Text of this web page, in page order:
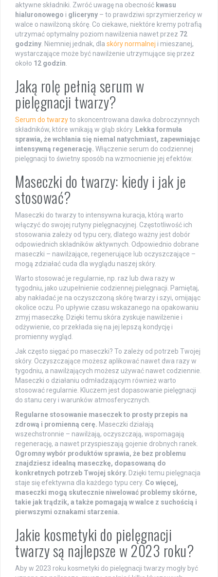
aktywne składniki. Zwróć uwagę na obecność kwasu
hialuronowego i gliceryny – to prawdziwi sprzymierzeńcy w
walce o nawilżoną skórę. Co ciekawe, niektóre kremy potrafią
utrzymać optymalny poziom nawilżenia nawet przez 72
godziny. Niemniej jednak, dla skóry normalnej i mieszanej,
wystarczające może być nawilżenie utrzymujące się przez
około 12 godzin.
Jaką rolę pełnią serum w
pielęgnacji twarzy?
Serum do twarzyto skoncentrowana dawka dobroczynnych
składników, które wnikają w głąb skóry. Lekka formuła
sprawia, że wchłania się niemal natychmiast, zapewniając
intensywną regenerację. Włączenie serum do codziennej
pielęgnacji to świetny sposób na wzmocnienie jej efektów.
Maseczki do twarzy: kiedy i jak je
stosować?
Maseczki do twarzy to intensywna kuracja, którą warto
włączyć do swojej rutyny pielęgnacyjnej. Częstotliwość ich
stosowania zależy od typu cery, dlatego ważny jest dobór
odpowiednich składników aktywnych. Odpowiednio dobrane
maseczki – nawilżające, regenerujące lub oczyszczające –
mogą zdziałać cuda dla wyglądu naszej skóry.
Warto stosować je regularnie, np. raz lub dwa razy w
tygodniu, jako uzupełnienie codziennej pielęgnacji. Pamiętaj,
aby nakładać je na oczyszczoną skórę twarzy i szyi, omijając
okolice oczu. Po upływie czasu wskazanego na opakowaniu
zmyj maseczkę. Dzięki temu skóra zyskuje nawilżenie i
odżywienie, co przekłada się na jej lepszą kondycję i
promienny wygląd.
Jak często sięgać po maseczki? To zależy od potrzeb Twojej
skóry. Oczyszczające możesz aplikować nawet dwa razy w
tygodniu, a nawilżających możesz używać nawet codziennie.
Maseczki o działaniu odmładzającym również warto
stosować regularnie. Kluczem jest dopasowanie pielęgnacji
do stanu cery i warunków atmosferycznych.
Regularne stosowanie maseczek to prosty przepis na
zdrową i promienną cerę. Maseczki działają
wszechstronnie – nawilżają, oczyszczają, wspomagają
regenerację, a nawet przyspieszają gojenie drobnych ranek.
Ogromny wybór produktów sprawia, że bez problemu
znajdziesz idealną maseczkę, dopasowaną do
konkretnych potrzeb Twojej skóry. Dzięki temu pielęgnacja
staje się efektywna dla każdego typu cery. Co więcej,
maseczki mogą skutecznie niwelować problemy skórne,
takie jak trądzik, a także pomagają w walce z suchością i
pierwszymi oznakami starzenia.
Jakie kosmetyki do pielęgnacji
twarzy są najlepsze w 2023 roku?
Aby w 2023 roku kosmetyki do pielęgnacji twarzy mogły być